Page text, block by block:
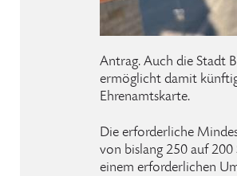
Antrag. Auch die Stadt
ermöglicht damit
Ehrenamtskarte.
Die erforderliche
von bislang 250 auf
einem erforderlichen